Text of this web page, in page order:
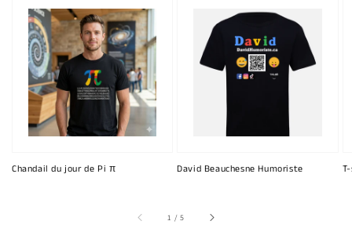
Chandail du jour de Pi π David Beauchesne Humoriste
1 /sur
5